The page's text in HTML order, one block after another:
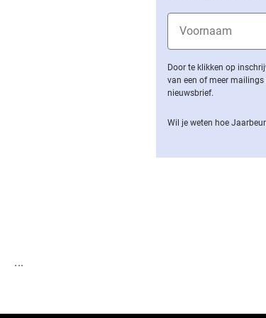
Door te klikken op
van een of meer
nieuwsbrief.
Wil je weten hoe
...